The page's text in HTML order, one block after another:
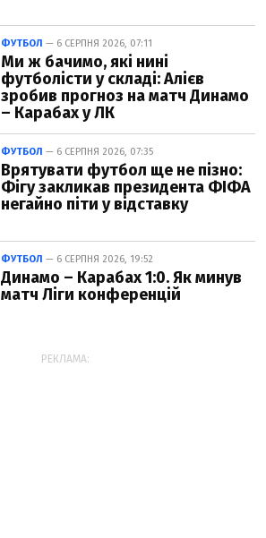
ФУТБОЛ — 6 СЕРПНЯ 2026, 07:11
Ми ж бачимо, які нині
футболісти у складі: Алієв
зробив прогноз на матч Динамо
– Карабах у ЛК
ФУТБОЛ — 6 СЕРПНЯ 2026, 07:35
Врятувати футбол ще не пізно:
Фігу закликав президента ФІФА
негайно піти у відставку
ФУТБОЛ — 6 СЕРПНЯ 2026, 19:52
Динамо – Карабах 1:0. Як минув
матч Ліги конференцій
РЕКЛАМА: